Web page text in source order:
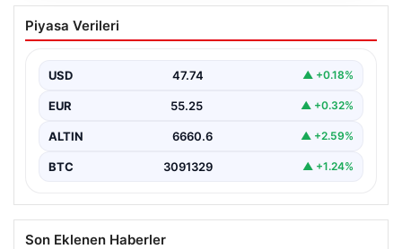
Kelebek.Org İle Dijital İletişimin Seviyeli
Adresi Ve Chat Deneyimi
kurması ciddi bir önem taşımaktadır. Halen birçok…
Piyasa Verileri
USD 47.74 ▲ +0.18%
EUR 55.25 ▲ +0.32%
ALTIN 6660.6 ▲ +2.59%
BTC 3091329 ▲ +1.24%
Son Eklenen Haberler